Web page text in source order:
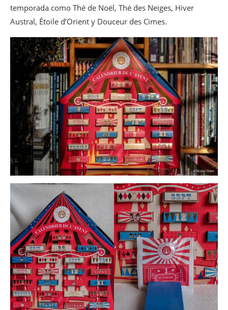
temporada como Thé de Noël, Thé des Neiges, Hiver
Austral, Étoile d’Orient y Douceur des Cimes.